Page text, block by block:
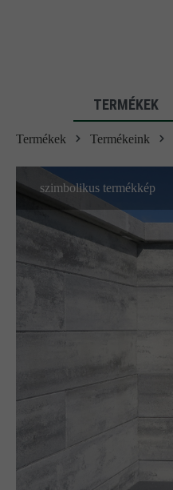
TERMÉKEK
Termékek Termékeink
szimbolikus termékkép